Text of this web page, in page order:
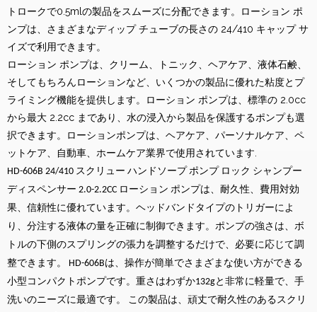
トロークで0.5mlの製品をスムーズに分配できます。ローション ポ
ンプは、さまざまなディップ チューブの長さの 24/410 キャップ サ
イズで利用できます。
ローション ポンプは、クリーム、トニック、ヘアケア、液体石鹸、
そしてもちろんローションなど、いくつかの製品に優れた粘度とプ
ライミング機能を提供します。ローション ポンプは、標準の 2.0cc
から最大 2.2cc まであり、水の浸入から製品を保護するポンプも選
択できます。ローションポンプは、ヘアケア、パーソナルケア、ペ
ットケア、自動車、ホームケア業界で使用されています.
HD-606B 24/410 スクリュー ハンドソープ ポンプ ロック シャンプー
ディスペンサー 2.0-2.2CC ローション ポンプは、耐久性、費用対効
果、信頼性に優れています。ヘッドバンドタイプのトリガーによ
り、分注する液体の量を正確に制御できます。ポンプの強さは、ボ
トルの下側のスプリングの張力を調整するだけで、必要に応じて調
整できます。 HD-606Bは、操作が簡単でさまざまな使い方ができる
小型コンパクトポンプです。重さはわずか132gと非常に軽量で、手
洗いのニーズに最適です。 この製品は、頑丈で耐久性のあるスクリ